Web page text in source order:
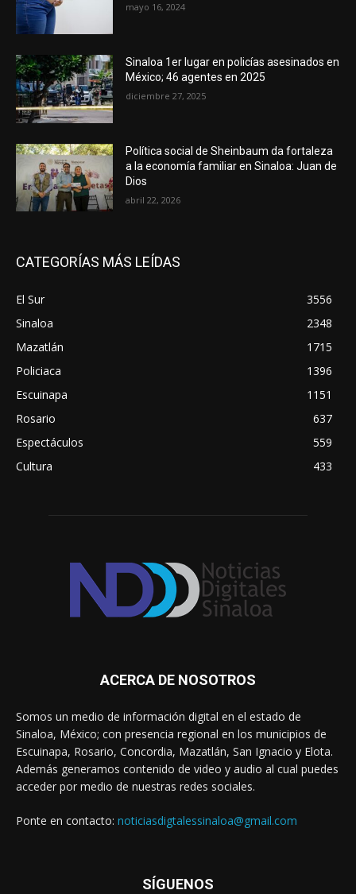
mayo 16, 2024
Sinaloa 1er lugar en policías asesinados en
México; 46 agentes en 2025
diciembre 27, 2025
Política social de Sheinbaum da fortaleza
a la economía familiar en Sinaloa: Juan de
Dios
abril 22, 2026
CATEGORÍAS MÁS LEÍDAS
El Sur
3556
Sinaloa
2348
Mazatlán
1715
Policiaca
1396
Escuinapa
1151
Rosario
637
Espectáculos
559
Cultura
433
ACERCA DE NOSOTROS
Somos un medio de información digital en el estado de
Sinaloa, México; con presencia regional en los municipios de
Escuinapa, Rosario, Concordia, Mazatlán, San Ignacio y Elota.
Además generamos contenido de video y audio al cual puedes
acceder por medio de nuestras redes sociales.
Ponte en contacto: noticiasdigtalessinaloa@gmail.com
SÍGUENOS